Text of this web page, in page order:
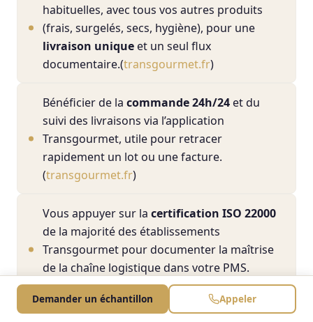
habituelles, avec tous vos autres produits
(frais, surgelés, secs, hygiène), pour une
livraison unique et un seul flux
documentaire.(transgourmet.fr)
Bénéficier de la commande 24h/24 et du
suivi des livraisons via l’application
Transgourmet, utile pour retracer
rapidement un lot ou une facture.
(transgourmet.fr)
Vous appuyer sur la certification ISO 22000
de la majorité des établissements
Transgourmet pour documenter la maîtrise
de la chaîne logistique dans votre PMS.
(transgourmet.fr)
Demander un échantillon Appeler